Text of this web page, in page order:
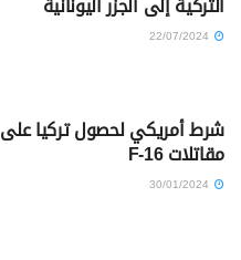
شرط أمريكي لحصول تركيا على
مقاتلات F-16